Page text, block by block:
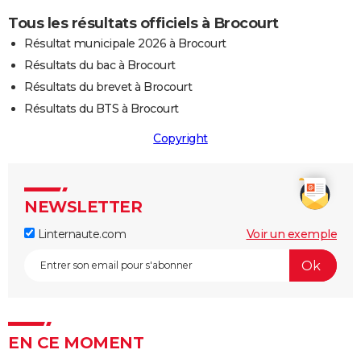
Tous les résultats officiels à Brocourt
Résultat municipale 2026 à Brocourt
Résultats du bac à Brocourt
Résultats du brevet à Brocourt
Résultats du BTS à Brocourt
Copyright
NEWSLETTER
Linternaute.com Voir un exemple
EN CE MOMENT